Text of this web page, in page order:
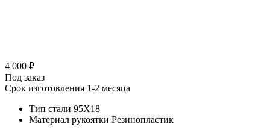
4 000 ₽
Под заказ
Срок изготовления 1-2 месяца
Тип стали 95Х18
Материал рукоятки Резинопластик